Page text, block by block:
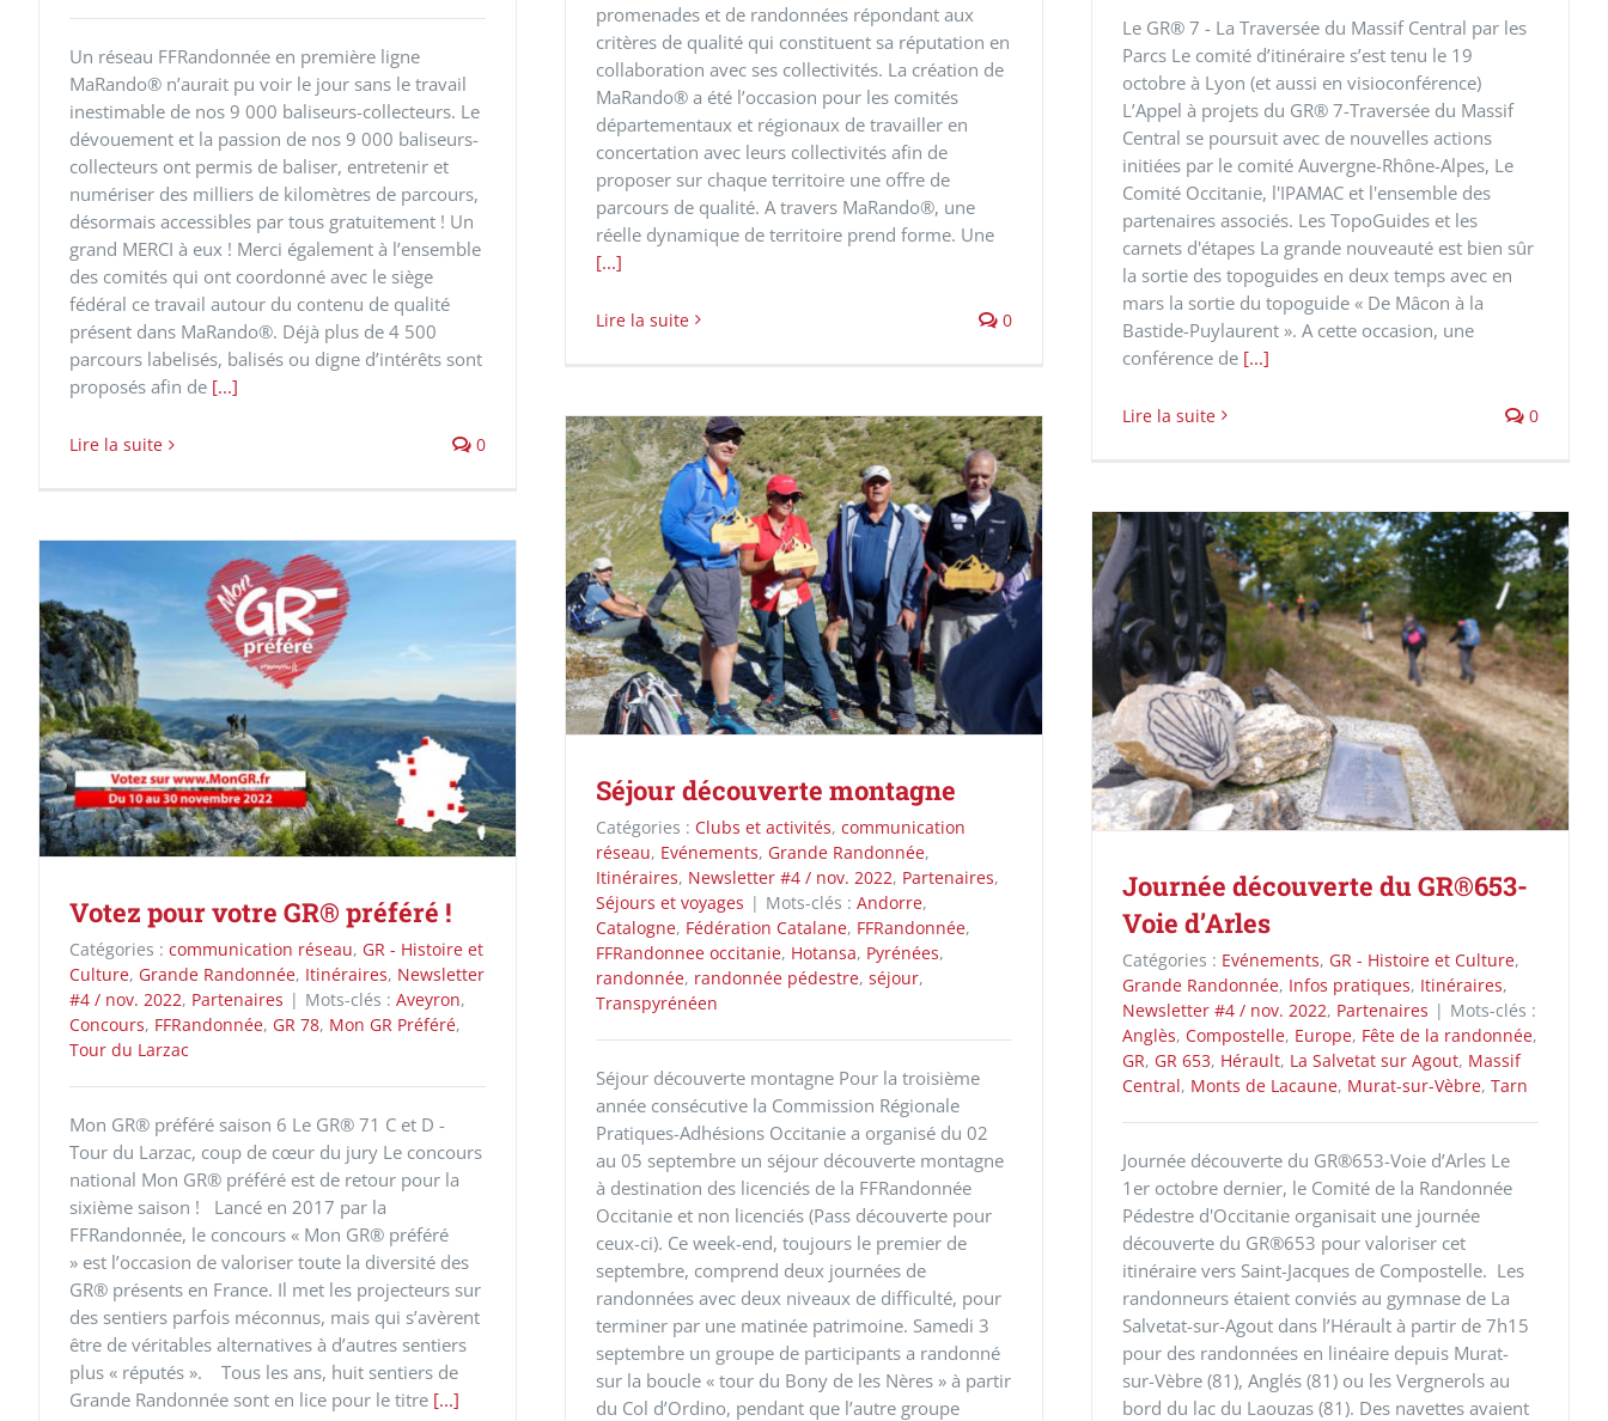
Un réseau FFRandonnée en première ligne
MaRando® n’aurait pu voir le jour sans le travail
inestimable de nos 9 000 baliseurs-collecteurs. Le
dévouement et la passion de nos 9 000 baliseurs-
collecteurs ont permis de baliser, entretenir et
numériser des milliers de kilomètres de parcours,
désormais accessibles par tous gratuitement ! Un
grand MERCI à eux ! Merci également à l’ensemble
des comités qui ont coordonné avec le siège
fédéral ce travail autour du contenu de qualité
présent dans MaRando®. Déjà plus de 4 500
parcours labelisés, balisés ou digne d’intérêts sont
proposés afin de [...]
Lire la suite 0
promenades et de randonnées répondant aux
critères de qualité qui constituent sa réputation en
collaboration avec ses collectivités. La création de
MaRando® a été l’occasion pour les comités
départementaux et régionaux de travailler en
concertation avec leurs collectivités afin de
proposer sur chaque territoire une offre de
parcours de qualité. A travers MaRando®, une
réelle dynamique de territoire prend forme. Une
[...]
Lire la suite 0
Le GR® 7 - La Traversée du Massif Central par les
Parcs Le comité d’itinéraire s’est tenu le 19
octobre à Lyon (et aussi en visioconférence)
L’Appel à projets du GR® 7-Traversée du Massif
Central se poursuit avec de nouvelles actions
initiées par le comité Auvergne-Rhône-Alpes, Le
Comité Occitanie, l'IPAMAC et l'ensemble des
partenaires associés. Les TopoGuides et les
carnets d'étapes La grande nouveauté est bien sûr
la sortie des topoguides en deux temps avec en
mars la sortie du topoguide « De Mâcon à la
Bastide-Puylaurent ». A cette occasion, une
conférence de [...]
Lire la suite 0
Séjour découverte montagne
Catégories : Clubs et activités, communication
réseau, Evénements, Grande Randonnée,
Itinéraires, Newsletter #4 / nov. 2022, Partenaires,
Séjours et voyages | Mots-clés : Andorre,
Catalogne, Fédération Catalane, FFRandonnée,
FFRandonnee occitanie, Hotansa, Pyrénées,
randonnée, randonnée pédestre, séjour,
Transpyrénéen
Séjour découverte montagne Pour la troisième
année consécutive la Commission Régionale
Pratiques-Adhésions Occitanie a organisé du 02
au 05 septembre un séjour découverte montagne
à destination des licenciés de la FFRandonnée
Occitanie et non licenciés (Pass découverte pour
ceux-ci). Ce week-end, toujours le premier de
septembre, comprend deux journées de
randonnées avec deux niveaux de difficulté, pour
terminer par une matinée patrimoine. Samedi 3
septembre un groupe de participants a randonné
sur la boucle « tour du Bony de les Nères » à partir
du Col d’Ordino, pendant que l’autre groupe
Journée découverte du GR®653-
Voie d’Arles
Catégories : Evénements, GR - Histoire et Culture,
Grande Randonnée, Infos pratiques, Itinéraires,
Newsletter #4 / nov. 2022, Partenaires | Mots-clés :
Anglès, Compostelle, Europe, Fête de la randonnée,
GR, GR 653, Hérault, La Salvetat sur Agout, Massif
Central, Monts de Lacaune, Murat-sur-Vèbre, Tarn
Journée découverte du GR®653-Voie d’Arles Le
1er octobre dernier, le Comité de la Randonnée
Pédestre d'Occitanie organisait une journée
découverte du GR®653 pour valoriser cet
itinéraire vers Saint-Jacques de Compostelle. Les
randonneurs étaient conviés au gymnase de La
Salvetat-sur-Agout dans l’Hérault à partir de 7h15
pour des randonnées en linéaire depuis Murat-
sur-Vèbre (81), Anglés (81) ou les Vergnerols au
bord du lac du Laouzas (81). Des navettes avaient
Votez pour votre GR® préféré !
Catégories : communication réseau, GR - Histoire et
Culture, Grande Randonnée, Itinéraires, Newsletter
#4 / nov. 2022, Partenaires | Mots-clés : Aveyron,
Concours, FFRandonnée, GR 78, Mon GR Préféré,
Tour du Larzac
Mon GR® préféré saison 6 Le GR® 71 C et D -
Tour du Larzac, coup de cœur du jury Le concours
national Mon GR® préféré est de retour pour la
sixième saison ! Lancé en 2017 par la
FFRandonnée, le concours « Mon GR® préféré
» est l’occasion de valoriser toute la diversité des
GR® présents en France. Il met les projecteurs sur
des sentiers parfois méconnus, mais qui s’avèrent
être de véritables alternatives à d’autres sentiers
plus « réputés ». Tous les ans, huit sentiers de
Grande Randonnée sont en lice pour le titre [...]